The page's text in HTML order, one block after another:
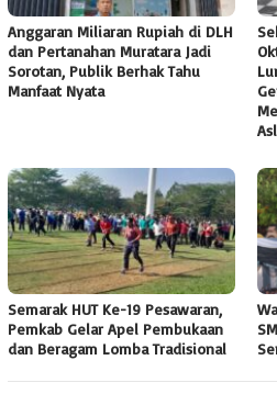
Anggaran Miliaran Rupiah di DLH
dan Pertanahan Muratara Jadi
Sorotan, Publik Berhak Tahu
Manfaat Nyata
Semarak HUT Ke-19 Pesawaran,
Pemkab Gelar Apel Pembukaan
dan Beragam Lomba Tradisional